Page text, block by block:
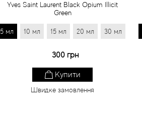
Yves Saint Laurent Black Opium Illicit
Green
5 мл 10 мл 15 мл 20 мл 30 мл
300 грн
Купити
Швидке замовлення